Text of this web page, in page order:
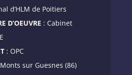
d’HLM de Poitiers
D’OEUVRE : Cabinet
: OPC
sur Guesnes (86)